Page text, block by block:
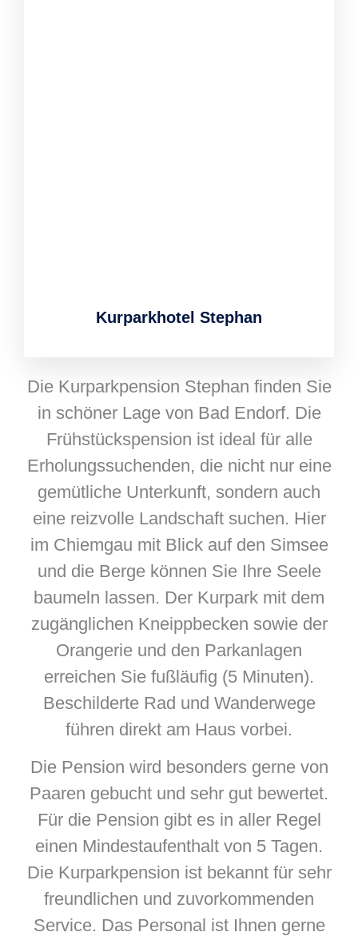
Kurparkhotel Stephan
Die Kurparkpension Stephan finden Sie
in schöner Lage von Bad Endorf. Die
Frühstückspension ist ideal für alle
Erholungssuchenden, die nicht nur eine
gemütliche Unterkunft, sondern auch
eine reizvolle Landschaft suchen. Hier
im Chiemgau mit Blick auf den Simsee
und die Berge können Sie Ihre Seele
baumeln lassen. Der Kurpark mit dem
zugänglichen Kneippbecken sowie der
Orangerie und den Parkanlagen
erreichen Sie fußläufig (5 Minuten).
Beschilderte Rad und Wanderwege
führen direkt am Haus vorbei.
Die Pension wird besonders gerne von
Paaren gebucht und sehr gut bewertet.
Für die Pension gibt es in aller Regel
einen Mindestaufenthalt von 5 Tagen.
Die Kurparkpension ist bekannt für sehr
freundlichen und zuvorkommenden
Service. Das Personal ist Ihnen gerne